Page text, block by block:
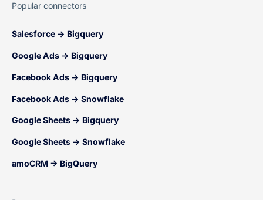
Popular connectors
Salesforce → Bigquery
Google Ads → Bigquery
Facebook Ads → Bigquery
Facebook Ads → Snowflake
Google Sheets → Bigquery
Google Sheets → Snowflake
amoCRM → BigQuery